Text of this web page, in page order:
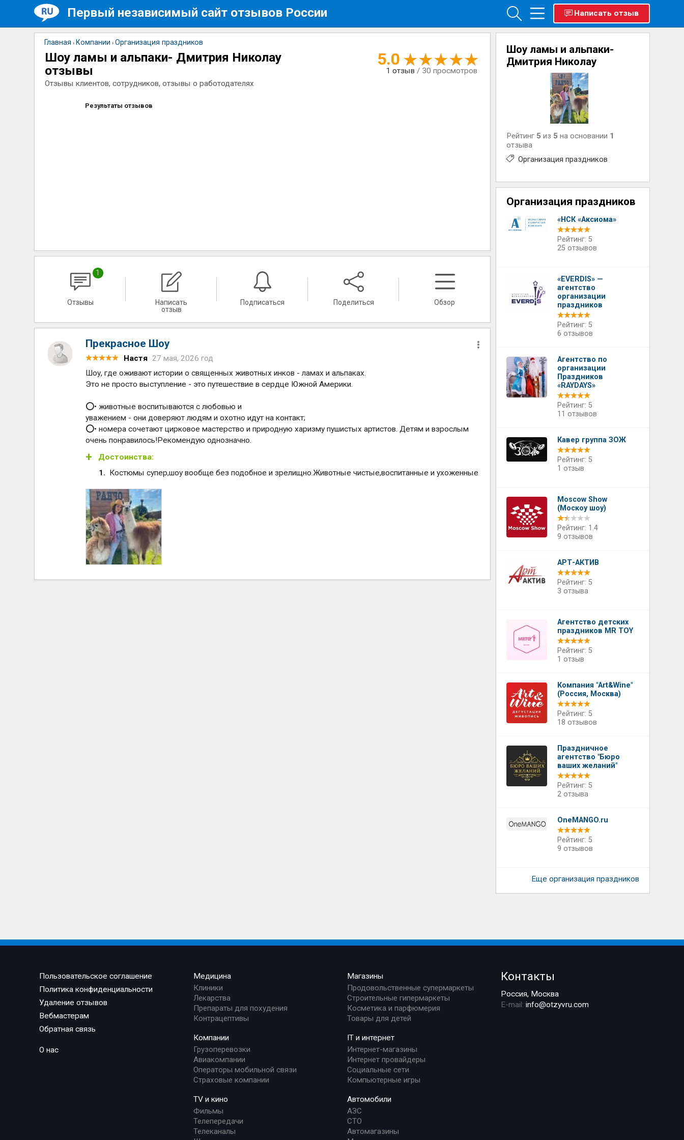
Первый независимый сайт отзывов России Написать отзыв
Главная › Компании ›Организация праздников
Шоу ламы и альпаки- Дмитрия Николау
отзывы
Отзывы клиентов, сотрудников, отзывы о работодателях
5.0
1 отзыв/ 30 просмотров
Результаты отзывов
1
Отзывы
Написать
отзыв
Подписаться Поделиться Обзор
Прекрасное Шоу
Настя 27 мая, 2026 год
Шоу, где оживают истории о священных животных инков - ламах и альпаках.
Это не просто выступление - это путешествие в сердце Южной Америки.
⭕️• животные воспитываются с любовью и
уважением - они доверяют людям и охотно идут на контакт;
⭕️• номера сочетают цирковое мастерство и природную харизму пушистых артистов. Детям и взрослым
очень понравилось!Рекомендую однозначно.
Достоинства:
Костюмы супер,шоу вообще без подобное и зрелищно.Животные чистые,воспитанные и ухоженные
Шоу ламы и альпаки-
Дмитрия Николау
Рейтинг 5 из 5 на основании 1
отзыва
Организация праздников
Организация праздников
«НСК «Аксиома»
Рейтинг: 5
25 отзывов
«EVERDIS» —
агентство
организации
праздников
Рейтинг: 5
6 отзывов
Агентство по
организации
Праздников
«RAYDAYS»
Рейтинг: 5
11 отзывов
Кавер группа ЗОЖ
Рейтинг: 5
1 отзыв
Moscow Show
(Москоу шоу)
Рейтинг: 1.4
9 отзывов
АРТ-АКТИВ
Рейтинг: 5
3 отзыва
Агентство детских
праздников MR TOY
Рейтинг: 5
1 отзыв
Компания "Art&Wine"
(Россия, Москва)
Рейтинг: 5
18 отзывов
Праздничное
агентство "Бюро
ваших желаний"
Рейтинг: 5
2 отзыва
OneMANGO.ru
Рейтинг: 5
9 отзывов
Еще организация праздников
Пользовательское соглашение
Политика конфиденциальности
Удаление отзывов
Вебмастерам
Обратная связь
О нас
Медицина
Клиники
Лекарства
Препараты для похудения
Контрацептивы
Компании
Грузоперевозки
Авиакомпании
Операторы мобильной связи
Страховые компании
TV и кино
Фильмы
Телепередачи
Телеканалы
Магазины
Продовольственные супермаркеты
Строительные гипермаркеты
Косметика и парфюмерия
Товары для детей
IT и интернет
Интернет-магазины
Интернет провайдеры
Социальные сети
Компьютерные игры
Автомобили
АЗС
СТО
Автомагазины
Контакты
Россия, Москва
E-mail:info@otzyvru.com